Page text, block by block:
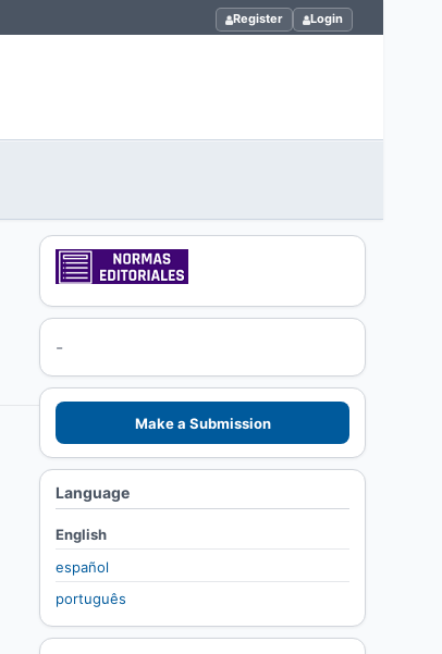
Register Login
-
Make a Submission
Language
English
español
português